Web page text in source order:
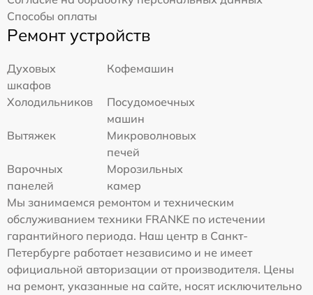
Способы оплаты
Ремонт устройств
Духовых
шкафов
Кофемашин
Холодильников
Посудомоечных
машин
Вытяжек
Микроволновых
печей
Варочных
панелей
Морозильных
камер
Мы занимаемся ремонтом и техническим
обслуживанием техники FRANKE по истечении
гарантийного периода. Наш центр в Санкт-
Петербурге работает независимо и не имеет
официальной авторизации от производителя. Цены
на ремонт, указанные на сайте, носят исключительно